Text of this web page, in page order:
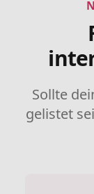
Sollte
gelistet